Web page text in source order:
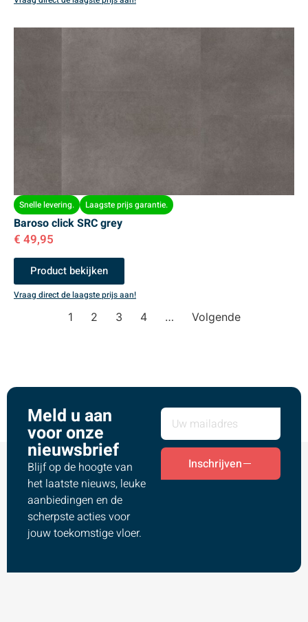
Snelle levering. Laagste prijs garantie.
Baroso click SRC grey
€ 49,95
Product bekijken
Vraag direct de laagste prijs aan!
1 2 3 4 … Volgende
Meld u aan
voor onze
nieuwsbrief
Blijf op de hoogte van
het laatste nieuws, leuke
aanbiedingen en de
scherpste acties voor
jouw toekomstige vloer.
Inschrijven